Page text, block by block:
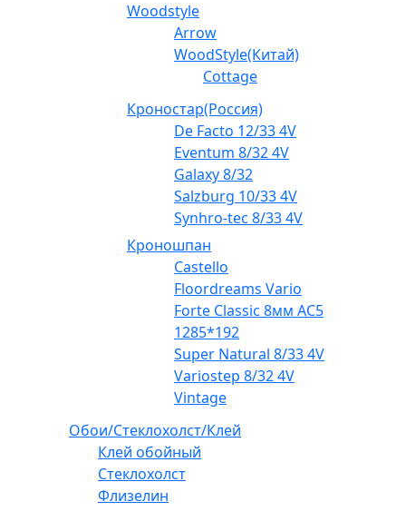
Woodstyle
Arrow
WoodStyle(Китай)
Cottage
Кроностар(Россия)
De Facto 12/33 4V
Eventum 8/32 4V
Galaxy 8/32
Salzburg 10/33 4V
Synhro-tec 8/33 4V
Кроношпан
Castello
Floordreams Vario
Forte Classic 8мм AC5
1285*192
Super Natural 8/33 4V
Variostep 8/32 4V
Vintage
Обои/Стеклохолст/Клей
Клей обойный
Стеклохолст
Флизелин